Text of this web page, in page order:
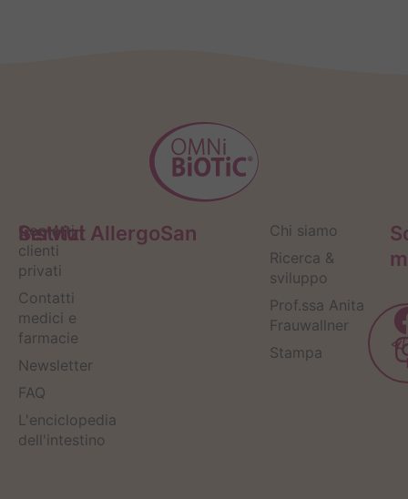
Servizi
Contatti
clienti
privati
Contatti
medici e
farmacie
Newsletter
FAQ
L'enciclopedia
dell'intestino
Institut AllergoSan
Chi siamo
Ricerca &
sviluppo
Prof.ssa Anita
Frauwallner
Stampa